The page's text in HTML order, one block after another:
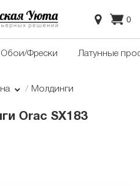
0
Обои/Фрески Латунные
Молдинги
Orac SX183